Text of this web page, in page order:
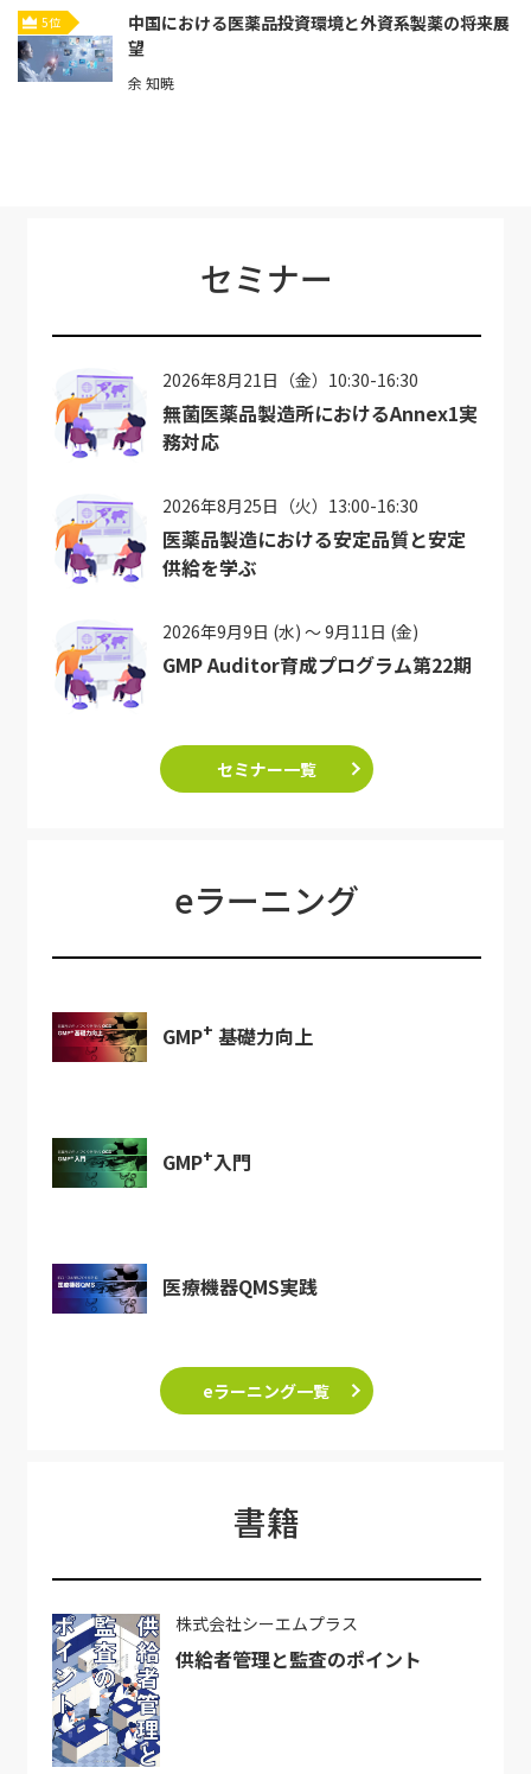
5位
中国における医薬品投資環境と外資系製薬の将来展
望
余 知暁
セミナー
2026年8月21日（金）10:30-16:30
無菌医薬品製造所におけるAnnex1実
務対応
2026年8月25日（火）13:00-16:30
医薬品製造における安定品質と安定
供給を学ぶ
2026年9月9日 (水) ～ 9月11日 (金)
GMP Auditor育成プログラム第22期
セミナー一覧
eラーニング
GMP+ 基礎力向上
GMP+入門
医療機器QMS実践
eラーニング一覧
書籍
株式会社シーエムプラス
供給者管理と監査のポイント